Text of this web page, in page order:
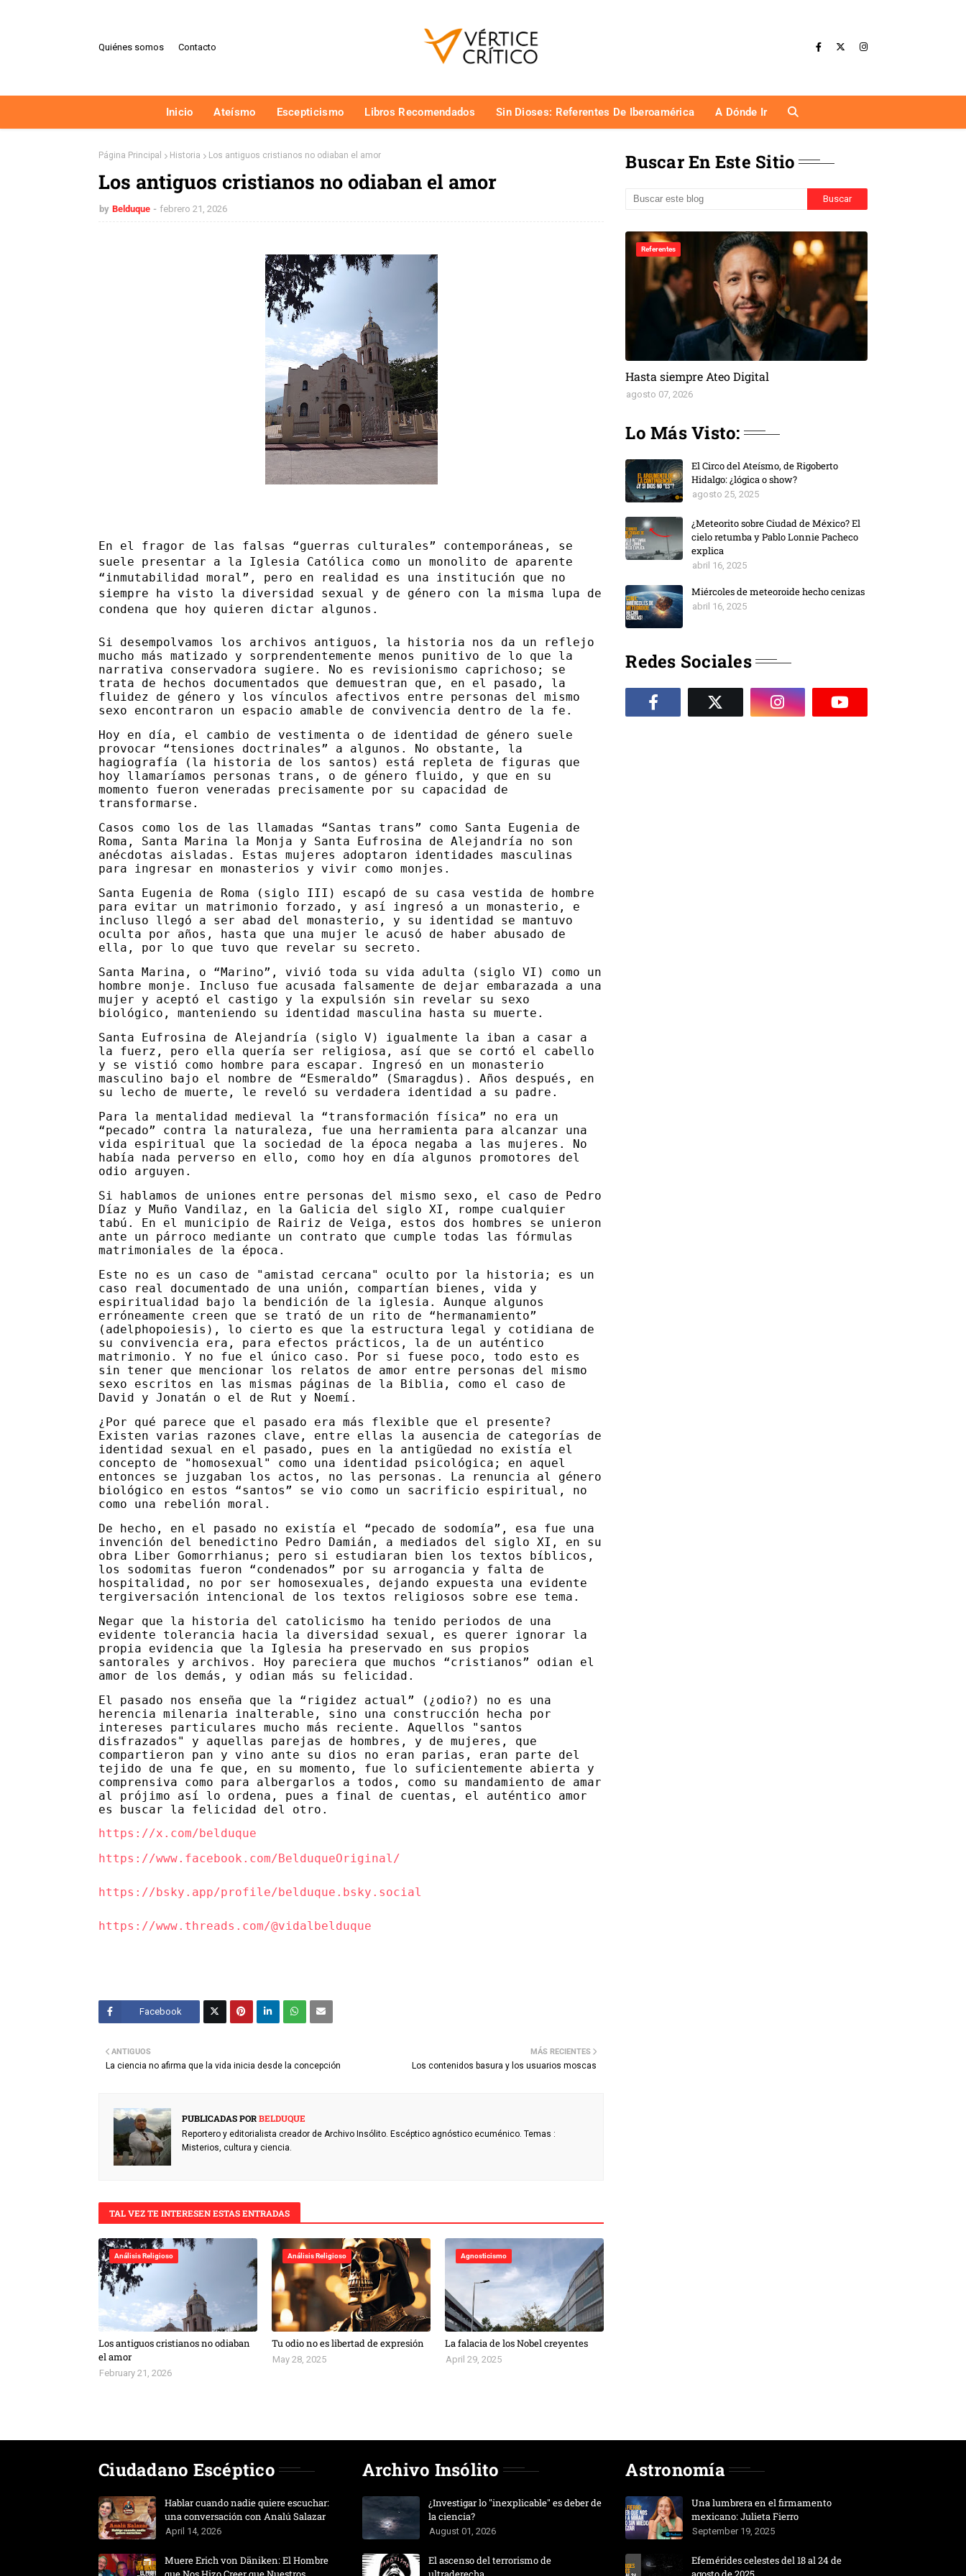
Quiénes somos Contacto
Inicio Ateísmo Escepticismo Libros Recomendados Sin Dioses: Referentes De Iberoamérica A Dónde Ir
Página Principal Historia Los antiguos cristianos no odiaban el amor
Los antiguos cristianos no odiaban el amor
by Belduque febrero 21, 2026
En el fragor de las falsas “guerras culturales” contemporáneas, se
suele presentar a la Iglesia Católica como un monolito de aparente
“inmutabilidad moral”, pero en realidad es una institución que no
siempre ha visto la diversidad sexual y de género con la misma lupa de
condena que hoy quieren dictar algunos.
Si desempolvamos los archivos antiguos, la historia nos da un reflejo
mucho más matizado y sorprendentemente menos punitivo de lo que la
narrativa conservadora sugiere. No es revisionismo caprichoso; se
trata de hechos documentados que demuestran que, en el pasado, la
fluidez de género y los vínculos afectivos entre personas del mismo
sexo encontraron un espacio amable de convivencia dentro de la fe.
Hoy en día, el cambio de vestimenta o de identidad de género suele
provocar “tensiones doctrinales” a algunos. No obstante, la
hagiografía (la historia de los santos) está repleta de figuras que
hoy llamaríamos personas trans, o de género fluido, y que en su
momento fueron veneradas precisamente por su capacidad de
transformarse.
Casos como los de las llamadas “Santas trans” como Santa Eugenia de
Roma, Santa Marina la Monja y Santa Eufrosina de Alejandría no son
anécdotas aisladas. Estas mujeres adoptaron identidades masculinas
para ingresar en monasterios y vivir como monjes.
Santa Eugenia de Roma (siglo III) escapó de su casa vestida de hombre
para evitar un matrimonio forzado, y así ingresó a un monasterio, e
incluso llegó a ser abad del monasterio, y su identidad se mantuvo
oculta por años, hasta que una mujer le acusó de haber abusado de
ella, por lo que tuvo que revelar su secreto.
Santa Marina, o “Marino”, vivió toda su vida adulta (siglo VI) como un
hombre monje. Incluso fue acusada falsamente de dejar embarazada a una
mujer y aceptó el castigo y la expulsión sin revelar su sexo
biológico, manteniendo su identidad masculina hasta su muerte.
Santa Eufrosina de Alejandría (siglo V) igualmente la iban a casar a
la fuerz, pero ella quería ser religiosa, así que se cortó el cabello
y se vistió como hombre para escapar. Ingresó en un monasterio
masculino bajo el nombre de “Esmeraldo” (Smaragdus). Años después, en
su lecho de muerte, le reveló su verdadera identidad a su padre.
Para la mentalidad medieval la “transformación física” no era un
“pecado” contra la naturaleza, fue una herramienta para alcanzar una
vida espiritual que la sociedad de la época negaba a las mujeres. No
había nada perverso en ello, como hoy en día algunos promotores del
odio arguyen.
Si hablamos de uniones entre personas del mismo sexo, el caso de Pedro
Díaz y Muño Vandilaz, en la Galicia del siglo XI, rompe cualquier
tabú. En el municipio de Rairiz de Veiga, estos dos hombres se unieron
ante un párroco mediante un contrato que cumple todas las fórmulas
matrimoniales de la época.
Este no es un caso de "amistad cercana" oculto por la historia; es un
caso real documentado de una unión, compartían bienes, vida y
espiritualidad bajo la bendición de la iglesia. Aunque algunos
erróneamente creen que se trató de un rito de “hermanamiento”
(adelphopoiesis), lo cierto es que la estructura legal y cotidiana de
su convivencia era, para efectos prácticos, la de un auténtico
matrimonio. Y no fue el único caso. Por si fuese poco, todo esto es
sin tener que mencionar los relatos de amor entre personas del mismo
sexo escritos en las mismas páginas de la Biblia, como el caso de
David y Jonatán o el de Rut y Noemí.
¿Por qué parece que el pasado era más flexible que el presente?
Existen varias razones clave, entre ellas la ausencia de categorías de
identidad sexual en el pasado, pues en la antigüedad no existía el
concepto de "homosexual" como una identidad psicológica; en aquel
entonces se juzgaban los actos, no las personas. La renuncia al género
biológico en estos “santos” se vio como un sacrificio espiritual, no
como una rebelión moral.
De hecho, en el pasado no existía el “pecado de sodomía”, esa fue una
invención del benedictino Pedro Damián, a mediados del siglo XI, en su
obra Liber Gomorrhianus; pero si estudiaran bien los textos bíblicos,
los sodomitas fueron “condenados” por su arrogancia y falta de
hospitalidad, no por ser homosexuales, dejando expuesta una evidente
tergiversación intencional de los textos religiosos sobre ese tema.
Negar que la historia del catolicismo ha tenido periodos de una
evidente tolerancia hacia la diversidad sexual, es querer ignorar la
propia evidencia que la Iglesia ha preservado en sus propios
santorales y archivos. Hoy pareciera que muchos “cristianos” odian el
amor de los demás, y odian más su felicidad.
El pasado nos enseña que la “rigidez actual” (¿odio?) no es una
herencia milenaria inalterable, sino una construcción hecha por
intereses particulares mucho más reciente. Aquellos "santos
disfrazados" y aquellas parejas de hombres, y de mujeres, que
compartieron pan y vino ante su dios no eran parias, eran parte del
tejido de una fe que, en su momento, fue lo suficientemente abierta y
comprensiva como para albergarlos a todos, como su mandamiento de amar
al prójimo así lo ordena, pues a final de cuentas, el auténtico amor
es buscar la felicidad del otro.
https://x.com/belduque
https://www.facebook.com/BelduqueOriginal/
https://bsky.app/profile/belduque.bsky.social
https://www.threads.com/@vidalbelduque
Facebook
MÁS RECIENTES
Los contenidos basura y los usuarios moscas
ANTIGUOS
La ciencia no afirma que la vida inicia desde la concepción
PUBLICADAS PORBELDUQUE
Reportero y editorialista creador de Archivo Insólito. Escéptico agnóstico ecuménico. Temas :
Misterios, cultura y ciencia.
TAL VEZ TE INTERESEN ESTAS ENTRADAS
Análisis Religioso
Los antiguos cristianos no odiaban
el amor
February 21, 2026
Análisis Religioso
Tu odio no es libertad de expresión
May 28, 2025
Agnosticismo
La falacia de los Nobel creyentes
April 29, 2025
Buscar En Este Sitio
Referentes
Hasta siempre Ateo Digital
agosto 07, 2026
Lo Más Visto:
El Circo del Ateísmo, de Rigoberto
Hidalgo: ¿lógica o show?
agosto 25, 2025
¿Meteorito sobre Ciudad de México? El
cielo retumba y Pablo Lonnie Pacheco
explica
abril 16, 2025
Miércoles de meteoroide hecho cenizas
abril 16, 2025
Redes Sociales
Ciudadano Escéptico
Hablar cuando nadie quiere escuchar:
una conversación con Analú Salazar
April 14, 2026
Muere Erich von Däniken: El Hombre
Archivo Insólito
¿Investigar lo "inexplicable" es deber de
la ciencia?
August 01, 2026
El ascenso del terrorismo de
Astronomía
Una lumbrera en el firmamento
mexicano: Julieta Fierro
September 19, 2025
Efemérides celestes del 18 al 24 de